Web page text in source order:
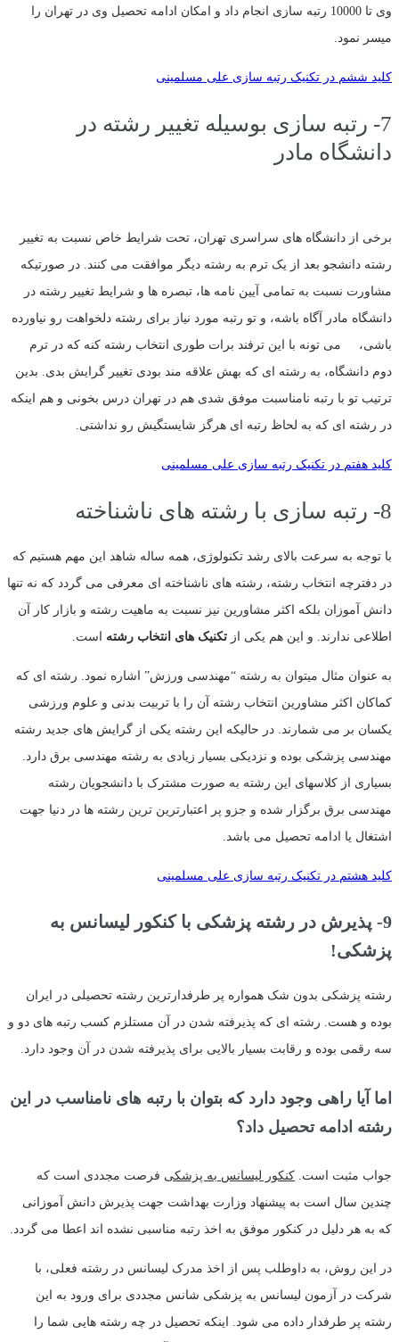
وی تا 10000 رتبه سازی انجام داد و امکان ادامه تحصیل وی در تهران را
میسر نمود.
کلید ششم در تکنیک رتبه سازی علی مسلمینی
7- رتبه سازی بوسیله تغییر رشته در
دانشگاه مادر
برخی از دانشگاه های سراسری تهران، تحت شرایط خاص نسبت به تغییر
رشته دانشجو بعد از یک ترم به رشته دیگر موافقت می کنند. در صورتیکه
مشاورت نسبت به تمامی آیین نامه ها، تبصره ها و شرایط تغییر رشته در
دانشگاه مادر آگاه باشه، و تو رتبه مورد نیاز برای رشته دلخواهت رو نیاورده
باشی، می تونه با این ترفند برات طوری انتخاب رشته کنه که در ترم
دوم دانشگاه، به رشته ای که بهش علاقه مند بودی تغییر گرایش بدی. بدین
ترتیب تو با رتبه نامناسبت موفق شدی هم در تهران درس بخونی و هم اینکه
در رشته ای که به لحاظ رتبه ای هرگز شایستگیش رو نداشتی.
کلید هفتم در تکنیک رتبه سازی علی مسلمینی
8- رتبه سازی با رشته های ناشناخته
با توجه به سرعت بالای رشد تکنولوژی، همه ساله شاهد این مهم هستیم که
در دفترچه انتخاب رشته، رشته های ناشناخته ای معرفی می گردد که نه تنها
دانش آموزان بلکه اکثر مشاورین نیز نسبت به ماهیت رشته و بازار کار آن
اطلاعی ندارند. و این هم یکی از تکنیک های انتخاب رشته است.
به عنوان مثال میتوان به رشته “مهندسی ورزش” اشاره نمود. رشته ای که
کماکان اکثر مشاورین انتخاب رشته آن را با تربیت بدنی و علوم ورزشی
یکسان بر می شمارند. در حالیکه این رشته یکی از گرایش های جدید رشته
مهندسی پزشکی بوده و نزدیکی بسیار زیادی به رشته مهندسی برق دارد.
بسیاری از کلاسهای این رشته به صورت مشترک با دانشجویان رشته
مهندسی برق برگزار شده و جزو پر اعتبارترین ترین رشته ها در دنیا جهت
اشتغال یا ادامه تحصیل می باشد.
کلید هشتم در تکنیک رتبه سازی علی مسلمینی
9- پذیرش در رشته پزشکی با کنکور لیسانس به
پزشکی!
رشته پزشکی بدون شک همواره پر طرفدارترین رشته تحصیلی در ایران
بوده و هست. رشته ای که پذیرفته شدن در آن مستلزم کسب رتبه های دو و
سه رقمی بوده و رقابت بسیار بالایی برای پذیرفته شدن در آن وجود دارد.
اما آیا راهی وجود دارد که بتوان با رتبه های نامناسب در این
رشته ادامه تحصیل داد؟
جواب مثبت است. کنکور لیسانس به پزشکی فرصت مجددی است که
چندین سال است به پیشنهاد وزارت بهداشت جهت پذیرش دانش آموزانی
که به هر دلیل در کنکور موفق به اخذ رتبه مناسبی نشده اند اعطا می گردد.
در این روش، به داوطلب پس از اخذ مدرک لیسانس در رشته فعلی، با
شرکت در آزمون لیسانس به پزشکی شانس مجددی برای ورود به این
رشته پر طرفدار داده می شود. اینکه تحصیل در چه رشته هایی شما را